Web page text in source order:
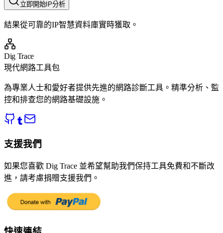
立即開始IP分析
結果從可靠的IP智慧資料庫實時獲取。
Dig Trace
現代網路工具包
為專業人士和愛好者提供先進的網路診斷工具。精準分析、監
控和排查您的網路基礎設施。
支援我們
如果您喜歡 Dig Trace 並希望幫助我們保持工具免費和不斷改
進，請考慮捐贈支援我們。